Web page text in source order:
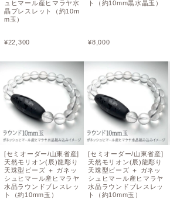
ュヒマール産ヒマラヤ水
晶ブレスレット（約10m
m玉）
¥22,300
[セミオーダー/山東省産]
天然モリオン(辰)龍彫り
天珠型ビーズ ＋ ガネッ
シュヒマール産ヒマラヤ
水晶ラウンドブレスレッ
ト（約10mm玉）
ト（約10mm黒水晶玉）
¥8,000
[セミオーダー/山東省産]
天然モリオン(辰)龍彫り
天珠型ビーズ ＋ ガネッ
シュヒマール産ヒマラヤ
水晶ラウンドブレスレッ
ト（約10mm玉）